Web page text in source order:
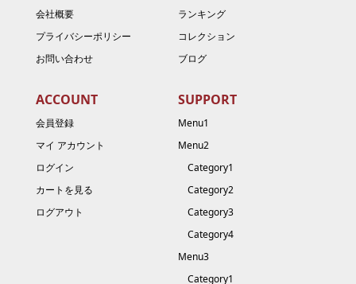
会社概要
プライバシーポリシー
お問い合わせ
ランキング
コレクション
ブログ
ACCOUNT
会員登録
マイ アカウント
ログイン
カートを見る
ログアウト
SUPPORT
Menu1
Menu2
Category1
Category2
Category3
Category4
Menu3
Category1